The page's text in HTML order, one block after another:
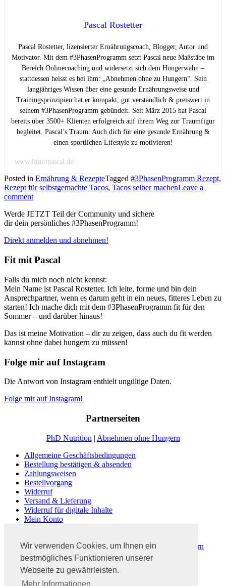
Wir verwenden Cookies, um Ihnen ein
bestmögliches Funktionieren unserer
Webseite zu gewährleisten.
Mehr Informationen
Pascal Rostetter
Pascal Rostetter, lizensierter Ernährungscoach, Blogger, Autor und
Motivator. Mit dem #3PhasenProgramm setzt Pascal neue Maßstäbe im
Bereich Onlinecoaching und widersetzt sich dem Hungerwahn –
stattdessen heisst es bei ihm: „Abnehmen ohne zu Hungern“. Sein
langjähriges Wissen über eine gesunde Ernährungsweise und
Trainingsprinzipien hat er kompakt, gut verständlich & preiswert in
seinem #3PhasenProgramm gebündelt. Seit März 2015 hat Pascal
bereits über 3500+ Klienten erfolgreich auf ihrem Weg zur Traumfigur
begleitet. Pascal’s Traum: Auch dich für eine gesunde Ernährung &
einen sportlichen Lifestyle zu motivieren!
www.fitmitpascal.de/
Posted in Ernährung & RezepteTagged #3PhasenProgramm Rezept,
Rezept für selbstgemachte Tacos, Tacos selber machenLeave a
comment
Werde JETZT Teil der Community und sichere
dir dein persönliches #3PhasenProgramm!
Direkt anmelden und abnehmen!
Fit mit Pascal
Falls du mich noch nicht kennst:
Mein Name ist Pascal Rostetter, Ich leite, forme und bin dein
Ansprechpartner, wenn es darum geht in ein neues, fitteres Leben zu
starten! Ich mache dich mit dem #3PhasenProgramm fit für den
Sommer – und darüber hinaus!
Das ist meine Motivation – dir zu zeigen, dass auch du fit werden
kannst ohne dabei hungern zu müssen!
Folge mir auf Instagram
Die Antwort von Instagram enthielt ungültige Daten.
Folge mir auf Instagram!
Partnerseiten
PhD Nutrition | Abnehmen ohne Hungern
Allgemeine Geschäftsbedingungen
Bestellung bestätigen & absenden
Zahlungsweisen
Bestellvorgang
Widerruf
Versand & Lieferung
Widerruf für digitale Inhalte
Mein Konto
Dein #3PhasenProgramm | Abnehmen ohne zu Hungern
Fitness Blog Ratgeber
Abnehmen ohne zu hungern
Kontakt